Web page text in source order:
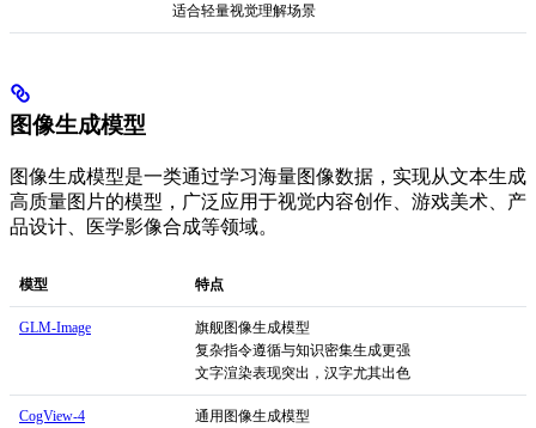
适合轻量视觉理解场景
图像生成模型
图像生成模型是一类通过学习海量图像数据，实现从文本生成
高质量图片的模型，广泛应用于视觉内容创作、游戏美术、产
品设计、医学影像合成等领域。
模型 特点
GLM-Image
旗舰图像生成模型
复杂指令遵循与知识密集生成更强
文字渲染表现突出，汉字尤其出色
CogView-4
通用图像生成模型